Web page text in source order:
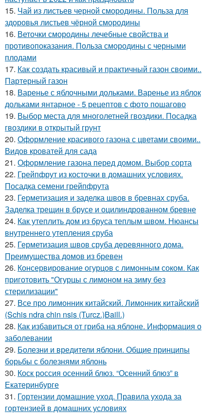
15. Чай из листьев черной смородины. Польза для
здоровья листьев чёрной смородины
16. Веточки смородины лечебные свойства и
противопоказания. Польза смородины с черными
плодами
17. Как создать красивый и практичный газон своими..
Партерный газон
18. Варенье с яблочными дольками. Варенье из яблок
дольками янтарное - 5 рецептов с фото пошагово
19. Выбор места для многолетней гвоздики. Посадка
гвоздики в открытый грунт
20. Оформление красивого газона с цветами своими..
Видов кроватей для сада
21. Оформление газона перед домом. Выбор сорта
22. Грейпфрут из косточки в домашних условиях.
Посадка семени грейпфрута
23. Герметизация и заделка швов в бревнах сруба.
Заделка трещин в брусе и оцилиндрованном бревне
24. Как утеплить дом из бруса теплым швом. Нюансы
внутреннего утепления сруба
25. Герметизация швов сруба деревянного дома.
Преимущества домов из бревен
26. Консервирование огурцов с лимонным соком. Как
приготовить "Огурцы с лимоном на зиму без
стерилизации"
27. Все про лимонник китайский. Лимонник китайский
(Schis ndra chin nsis (Turcz.)Baill.)
28. Как избавиться от гриба на яблоне. Информация о
заболевании
29. Болезни и вредители яблони. Общие принципы
борьбы с болезнями яблонь
30. Коск россия осенний блюз. “Осенний блюз” в
Екатеринбурге
31. Гортензии домашние уход. Правила ухода за
гортензией в домашних условиях